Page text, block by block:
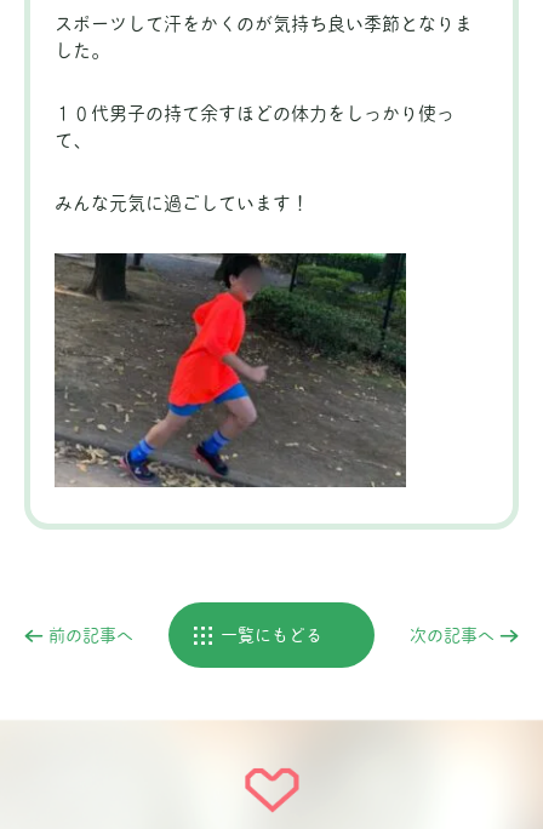
スポーツして汗をかくのが気持ち良い季節となりま
した。
１０代男子の持て余すほどの体力をしっかり使っ
て、
みんな元気に過ごしています！
前の記事へ 一覧にもどる 次の記事へ